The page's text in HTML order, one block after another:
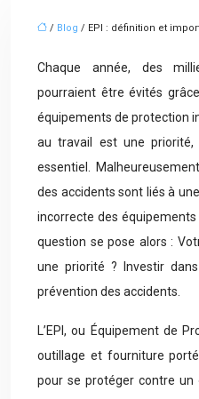
/ Blog / EPI : définition et
Chaque année, des
pourraient être évités
équipements de protection
au travail est une
essentiel.
des accidents sont liés à
incorrecte des
question se pose alors :
une priorité ? Investir
prévention des accidents.
L’EPI, ou Équipement de
outillage et fourniture
pour se protéger contre un